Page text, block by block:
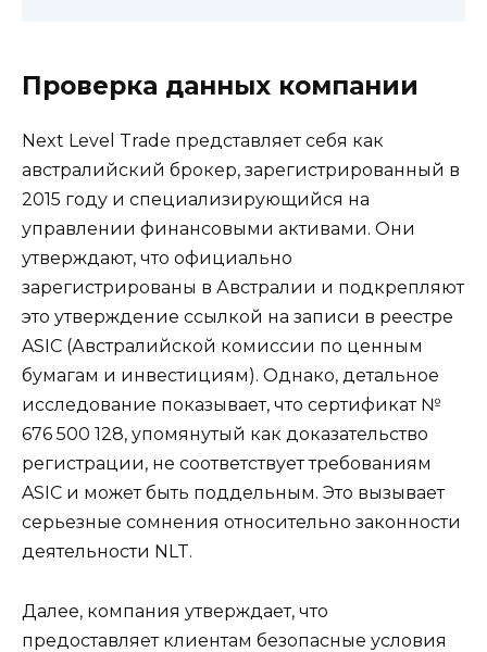
Проверка данных компании
Next Level Trade представляет себя как
австралийский брокер, зарегистрированный в
2015 году и специализирующийся на
управлении финансовыми активами. Они
утверждают, что официально
зарегистрированы в Австралии и подкрепляют
это утверждение ссылкой на записи в реестре
ASIC (Австралийской комиссии по ценным
бумагам и инвестициям). Однако, детальное
исследование показывает, что сертификат №
676 500 128, упомянутый как доказательство
регистрации, не соответствует требованиям
ASIC и может быть поддельным. Это вызывает
серьезные сомнения относительно законности
деятельности NLT.
Далее, компания утверждает, что
предоставляет клиентам безопасные условия